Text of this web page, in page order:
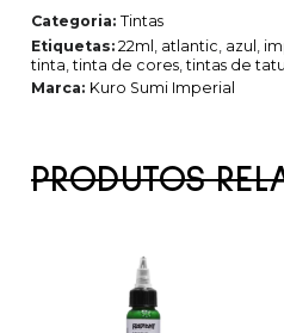
Categoria: Tintas
Etiquetas: 22ml , atlantic, azul ,
tinta, tinta de cores, tintas de
Marca: Kuro Sumi Imperial
PRODUTOS